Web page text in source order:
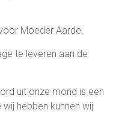
Moeder Aarde.
te leveren aan de
uit onze mond is een
hebben kunnen wij